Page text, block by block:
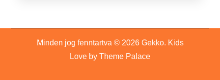
Minden jog fenntartva © 2026 Gekko. Kids
Love by Theme Palace